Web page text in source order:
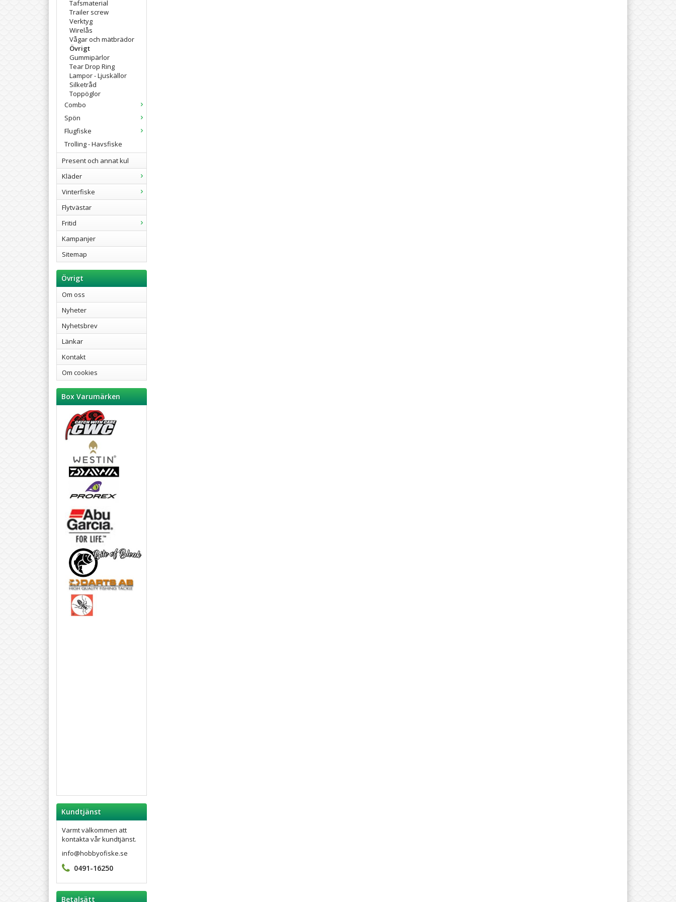
Tafsmaterial
Trailer screw
Verktyg
Wirelås
Vågar och mätbrädor
Övrigt
Gummipärlor
Tear Drop Ring
Lampor - Ljuskällor
Silketråd
Toppöglor
Combo
Spön
Flugfiske
Trolling - Havsfiske
Present och annat kul
Kläder
Vinterfiske
Flytvästar
Fritid
Kampanjer
Sitemap
Övrigt
Om oss
Nyheter
Nyhetsbrev
Länkar
Kontakt
Om cookies
Box Varumärken
Kundtjänst
Varmt välkommen att
kontakta vår kundtjänst.
info@hobbyofiske.se
0491-16250
Betalsätt